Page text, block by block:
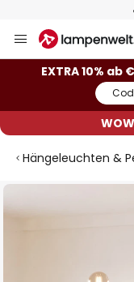
Inhalt
springen
EXTRA 10% ab
Hängeleuchten &
Zum
Ende